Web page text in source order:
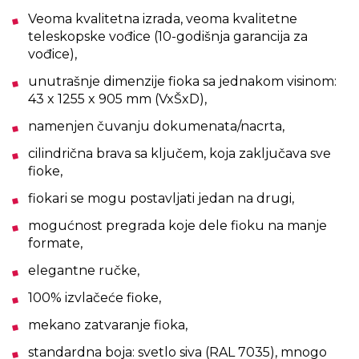
Veoma kvalitetna izrada, veoma kvalitetne
teleskopske vođice (10-godišnja garancija za
vođice),
unutrašnje dimenzije fioka sa jednakom visinom:
43 x 1255 x 905 mm (VxŠxD),
namenjen čuvanju dokumenata/nacrta,
cilindrična brava sa ključem, koja zaključava sve
fioke,
fiokari se mogu postavljati jedan na drugi,
mogućnost pregrada koje dele fioku na manje
formate,
elegantne ručke,
100% izvlačeće fioke,
mekano zatvaranje fioka,
standardna boja: svetlo siva (RAL 7035), mnogo